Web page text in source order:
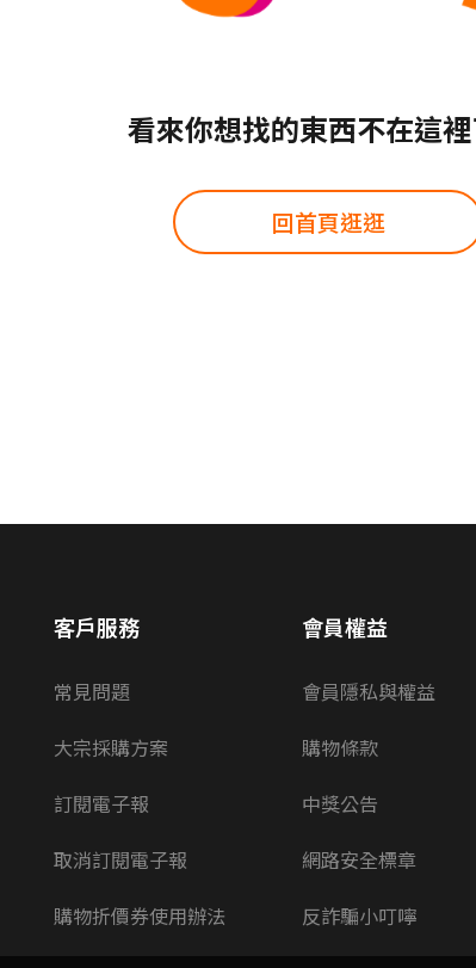
看來你想找的東西不在這
回首頁逛逛
客戶服務
常見問題
大宗採購方案
訂閱電子報
取消訂閱電子報
購物折價券使用辦法
會員權益
會員隱私與權益
購物條款
中獎公告
網路安全標章
反詐騙小叮嚀